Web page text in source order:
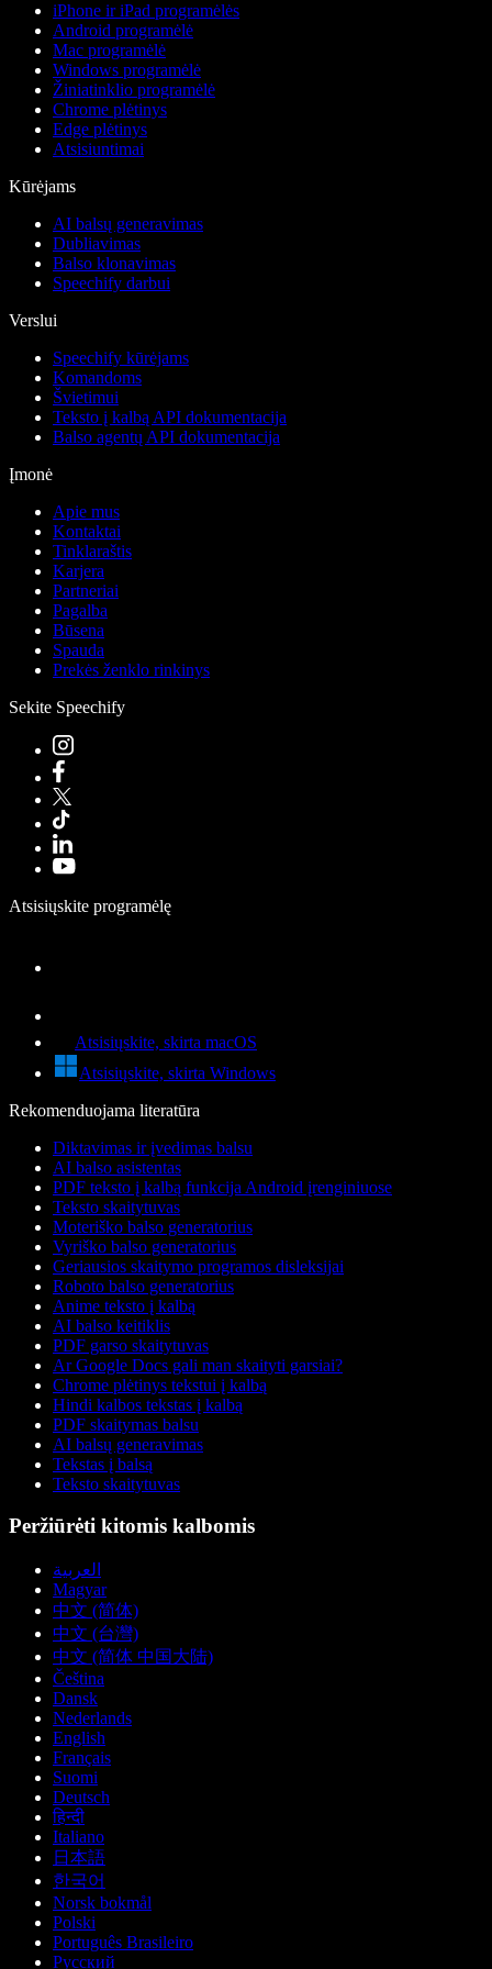
iPhone ir iPad programėlės
Android programėlė
Mac programėlė
Windows programėlė
Žiniatinklio programėlė
Chrome plėtinys
Edge plėtinys
Atsisiuntimai
Kūrėjams
AI balsų generavimas
Dubliavimas
Balso klonavimas
Speechify darbui
Verslui
Speechify kūrėjams
Komandoms
Švietimui
Teksto į kalbą API dokumentacija
Balso agentų API dokumentacija
Įmonė
Apie mus
Kontaktai
Tinklaraštis
Karjera
Partneriai
Pagalba
Būsena
Spauda
Prekės ženklo rinkinys
Sekite Speechify
Atsisiųskite programėlę
Atsisiųskite, skirta macOS
Atsisiųskite, skirta Windows
Rekomenduojama literatūra
Diktavimas ir įvedimas balsu
AI balso asistentas
PDF teksto į kalbą funkcija Android įrenginiuose
Teksto skaitytuvas
Moteriško balso generatorius
Vyriško balso generatorius
Geriausios skaitymo programos disleksijai
Roboto balso generatorius
Anime teksto į kalbą
AI balso keitiklis
PDF garso skaitytuvas
Ar Google Docs gali man skaityti garsiai?
Chrome plėtinys tekstui į kalbą
Hindi kalbos tekstas į kalbą
PDF skaitymas balsu
AI balsų generavimas
Tekstas į balsą
Teksto skaitytuvas
Peržiūrėti kitomis kalbomis
العربية
Magyar
中文 (简体)
中文 (台灣)
中文 (简体 中国大陆)
Čeština
Dansk
Nederlands
English
Français
Suomi
Deutsch
हिन्दी
Italiano
日本語
한국어
Norsk bokmål
Polski
Português Brasileiro
Русский